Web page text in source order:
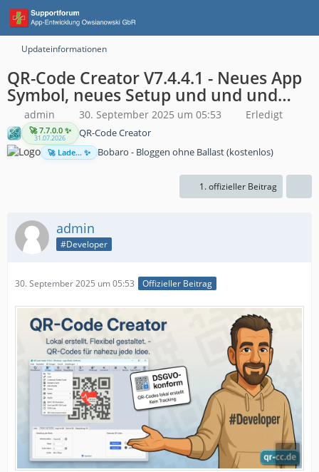
Updateinformationen
QR-Code Creator V7.4.4.1 - Neues App
Symbol, neues Setup und und und…
admin 30. September 2025 um 05:53 Erledigt
🚀 7.7.0.0 ✨
31.07.2026 QR-Code Creator
🚀 Lade... ✨ Bobaro - Bloggen ohne Ballast (kostenlos)
1. offizieller Beitrag
admin
#Developer
30. September 2025 um 05:53 Offizieller Beitrag